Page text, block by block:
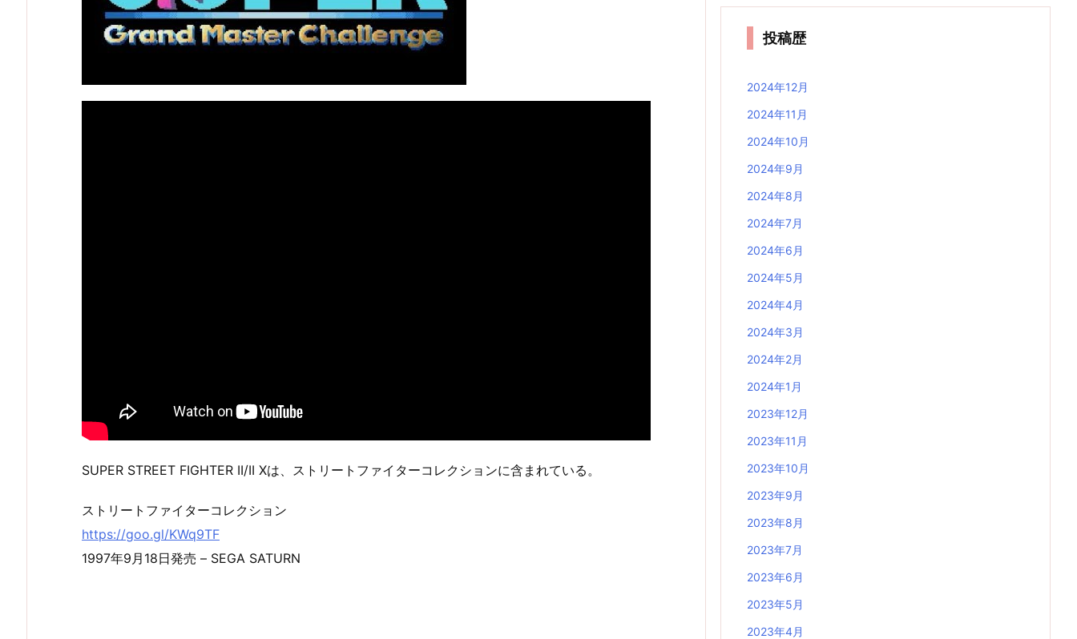
SUPER STREET FIGHTER II/II Xは、ストリートファイターコレクションに含まれている。
ストリートファイターコレクション
https://goo.gl/KWq9TF
1997年9月18日発売 – SEGA SATURN
投稿歴
2024年12月
2024年11月
2024年10月
2024年9月
2024年8月
2024年7月
2024年6月
2024年5月
2024年4月
2024年3月
2024年2月
2024年1月
2023年12月
2023年11月
2023年10月
2023年9月
2023年8月
2023年7月
2023年6月
2023年5月
2023年4月